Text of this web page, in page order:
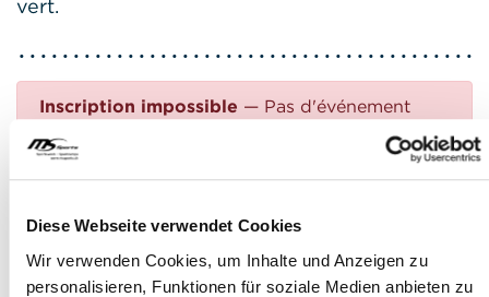
Diese Webseite verwendet Cookies
Wir verwenden Cookies, um Inhalte und Anzeigen zu
personalisieren, Funktionen für soziale Medien anbieten zu
vert.
Inscription impossible — Pas d'événement
Avez-vous des questions?
Téléphone: +41 41 260 33 67
E-Mail: info@mssports.ch